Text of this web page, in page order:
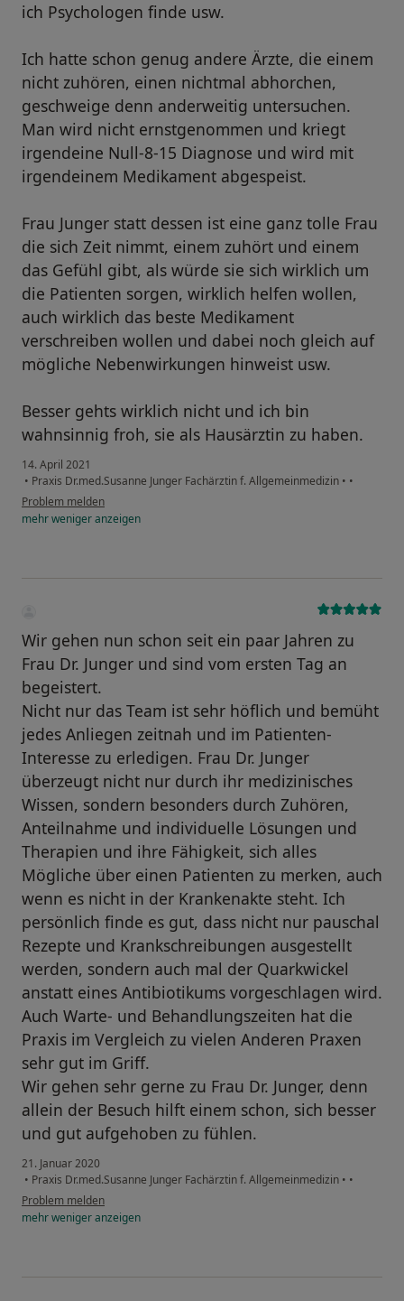
ich Psychologen finde usw.
Ich hatte schon genug andere Ärzte, die einem
nicht zuhören, einen nichtmal abhorchen,
geschweige denn anderweitig untersuchen.
Man wird nicht ernstgenommen und kriegt
irgendeine Null-8-15 Diagnose und wird mit
irgendeinem Medikament abgespeist.
Frau Junger statt dessen ist eine ganz tolle Frau
die sich Zeit nimmt, einem zuhört und einem
das Gefühl gibt, als würde sie sich wirklich um
die Patienten sorgen, wirklich helfen wollen,
auch wirklich das beste Medikament
verschreiben wollen und dabei noch gleich auf
mögliche Nebenwirkungen hinweist usw.
Besser gehts wirklich nicht und ich bin
wahnsinnig froh, sie als Hausärztin zu haben.
14. April 2021
• Praxis Dr.med.Susanne Junger Fachärztin f. Allgemeinmedizin • •
Problem melden
mehrwenigeranzeigen
Wir gehen nun schon seit ein paar Jahren zu
Frau Dr. Junger und sind vom ersten Tag an
begeistert.
Nicht nur das Team ist sehr höflich und bemüht
jedes Anliegen zeitnah und im Patienten-
Interesse zu erledigen. Frau Dr. Junger
überzeugt nicht nur durch ihr medizinisches
Wissen, sondern besonders durch Zuhören,
Anteilnahme und individuelle Lösungen und
Therapien und ihre Fähigkeit, sich alles
Mögliche über einen Patienten zu merken, auch
wenn es nicht in der Krankenakte steht. Ich
persönlich finde es gut, dass nicht nur pauschal
Rezepte und Krankschreibungen ausgestellt
werden, sondern auch mal der Quarkwickel
anstatt eines Antibiotikums vorgeschlagen wird.
Auch Warte- und Behandlungszeiten hat die
Praxis im Vergleich zu vielen Anderen Praxen
sehr gut im Griff.
Wir gehen sehr gerne zu Frau Dr. Junger, denn
allein der Besuch hilft einem schon, sich besser
und gut aufgehoben zu fühlen.
21. Januar 2020
• Praxis Dr.med.Susanne Junger Fachärztin f. Allgemeinmedizin • •
Problem melden
mehrwenigeranzeigen